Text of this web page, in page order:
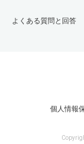
よくある質問と回答
個人情報